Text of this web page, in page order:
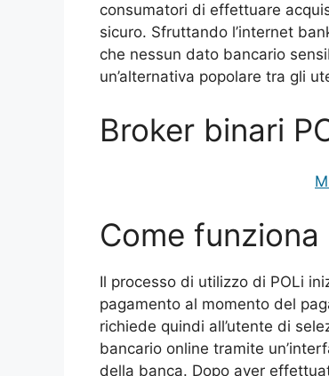
consumatori di effettuare
sicuro. Sfruttando l’internet
che nessun dato bancario
un’alternativa popolare tra gli
Broker binari
Come funziona
Il processo di utilizzo di POLi
pagamento al momento del
richiede quindi all’utente di
bancario online tramite
della banca. Dopo aver